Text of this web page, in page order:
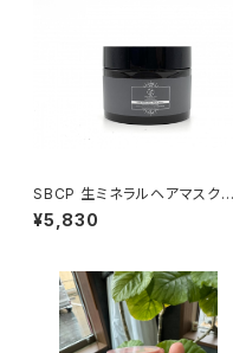
SBCP 生ミネラルヘアマスク＋
185ml
¥5,830